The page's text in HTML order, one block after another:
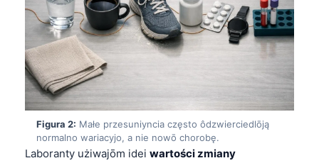
Figura 2: Małe przesuniyncia często ôdzwierciedlōją
normalno wariacyjo, a nie nowō chorobę.
Laboranty użiwajōm idei wartości zmiany